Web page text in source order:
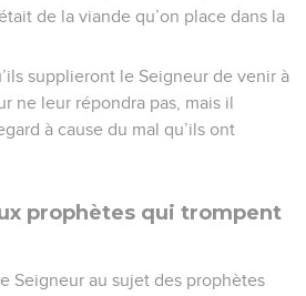
de la viande qu’on place dans la
supplieront le Seigneur de venir à
ne leur répondra pas, mais il
à cause du mal qu’ils ont
prophètes qui trompent
Seigneur au sujet des prophètes